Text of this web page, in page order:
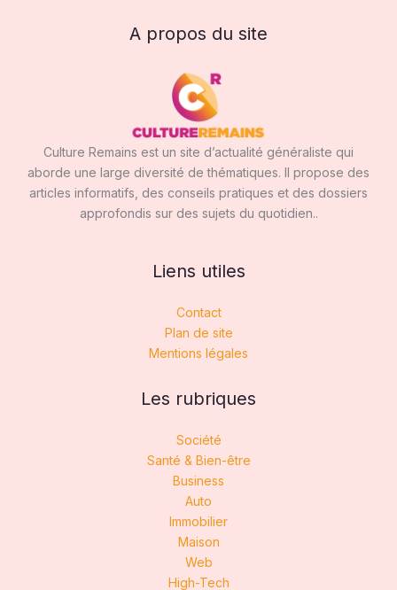
A propos du site
Culture Remains est un site d’actualité généraliste qui
aborde une large diversité de thématiques. Il propose des
articles informatifs, des conseils pratiques et des dossiers
approfondis sur des sujets du quotidien..
Liens utiles
Contact
Plan de site
Mentions légales
Les rubriques
Société
Santé & Bien-être
Business
Auto
Immobilier
Maison
Web
High-Tech